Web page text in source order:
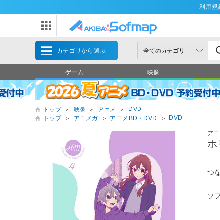
利用規
カテゴリから選ぶ
ゲーム 映像
トップ ＞ 映像 ＞ アニメ ＞
DVD
トップ
＞ アニメガ ＞ アニメBD・DVD ＞ DVD
ア
ホ
つ
ソ